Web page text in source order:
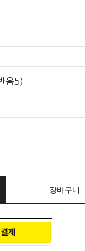
음5)
장바구니